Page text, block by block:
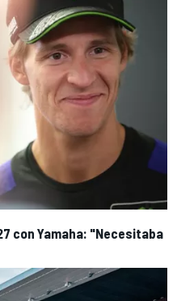
con Yamaha: "Necesitaba